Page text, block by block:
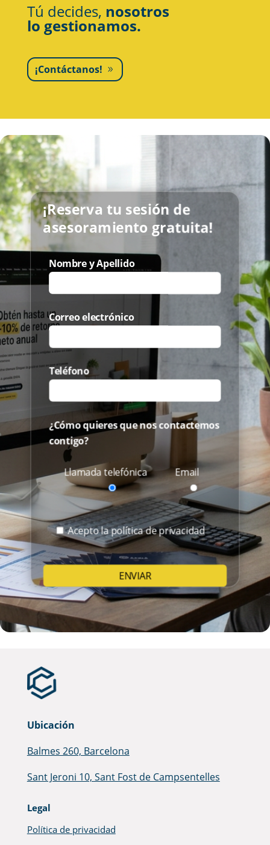
Tú decides, nosotros
lo gestionamos.
¡Contáctanos!
¡Reserva tu sesión de
asesoramiento gratuita!
Nombre y Apellido
Correo electrónico
Teléfono
¿Cómo quieres que nos contactemos
contigo?
Llamada telefónica Email
Acepto la política de privacidad
Ubicación
Balmes 260, Barcelona
Sant Jeroni 10, Sant Fost de Campsentelles
Legal
Política de privacidad